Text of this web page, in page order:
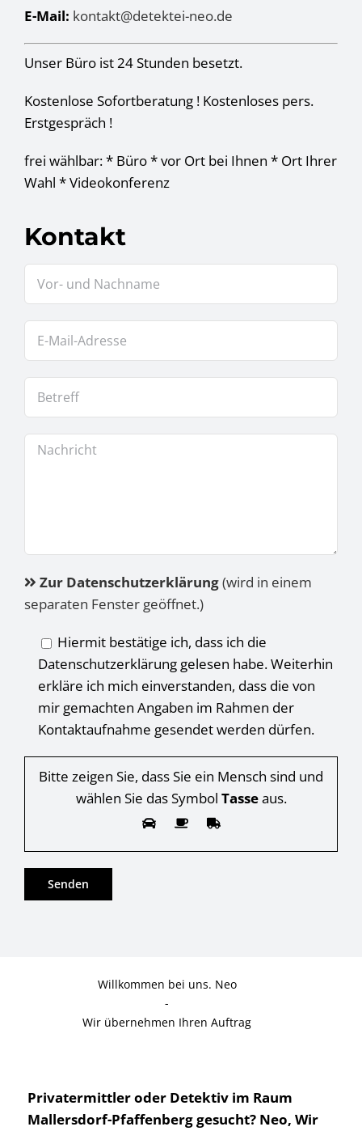
E-Mail: kontakt@detektei-neo.de
Unser Büro ist 24 Stunden besetzt.
Kostenlose Sofortberatung ! Kostenloses pers.
Erstgespräch !
frei wählbar: * Büro * vor Ort bei Ihnen * Ort Ihrer
Wahl * Videokonferenz
Kontakt
Zur Datenschutzerklärung(wird in einem
separaten Fenster geöffnet.)
Hiermit bestätige ich, dass ich die
Datenschutzerklärung gelesen habe. Weiterhin
erkläre ich mich einverstanden, dass die von
mir gemachten Angaben im Rahmen der
Kontaktaufnahme gesendet werden dürfen.
Bitte zeigen Sie, dass Sie ein Mensch sind und
wählen Sie das Symbol Tasseaus.
Willkommen bei uns. Neo
-
Wir übernehmen Ihren Auftrag
Privatermittler oder Detektiv im Raum
Mallersdorf-Pfaffenberg gesucht? Neo, Wir